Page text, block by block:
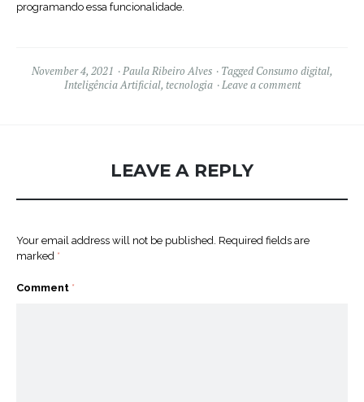
programando essa funcionalidade.
November 4, 2021 Paula Ribeiro Alves Tagged Consumo digital,
Inteligência Artificial, tecnologia Leave a comment
LEAVE A REPLY
Your email address will not be published. Required fields are
marked *
Comment *